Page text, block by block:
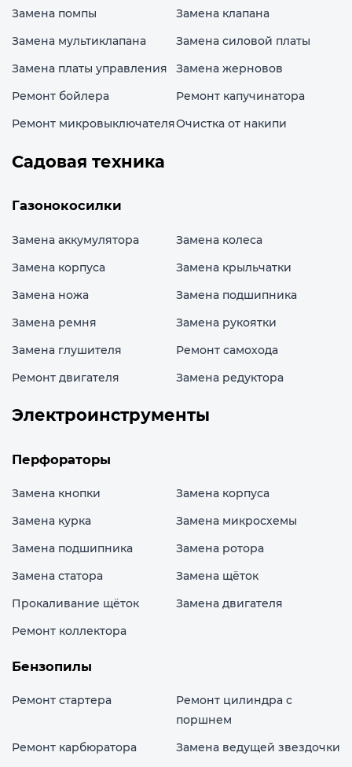
Замена помпы
Замена клапана
Замена мультиклапана
Замена силовой платы
Замена платы управления
Замена жерновов
Ремонт бойлера
Ремонт капучинатора
Ремонт микровыключателяОчистка от накипи
Садовая техника
Газонокосилки
Замена аккумулятора
Замена колеса
Замена корпуса
Замена крыльчатки
Замена ножа
Замена подшипника
Замена ремня
Замена рукоятки
Замена глушителя
Ремонт самохода
Ремонт двигателя
Замена редуктора
Электроинструменты
Перфораторы
Замена кнопки
Замена корпуса
Замена курка
Замена микросхемы
Замена подшипника
Замена ротора
Замена статора
Замена щёток
Прокаливание щёток
Замена двигателя
Ремонт коллектора
Бензопилы
Ремонт стартера
Ремонт цилиндра с
поршнем
Ремонт карбюратора
Замена ведущей звездочки